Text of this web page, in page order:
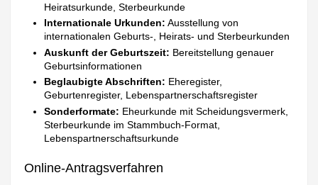
Heiratsurkunde, Sterbeurkunde
Internationale Urkunden: Ausstellung von
internationalen Geburts-, Heirats- und Sterbeurkunden
Auskunft der Geburtszeit: Bereitstellung genauer
Geburtsinformationen
Beglaubigte Abschriften: Eheregister,
Geburtenregister, Lebenspartnerschaftsregister
Sonderformate: Eheurkunde mit Scheidungsvermerk,
Sterbeurkunde im Stammbuch-Format,
Lebenspartnerschaftsurkunde
Online-Antragsverfahren